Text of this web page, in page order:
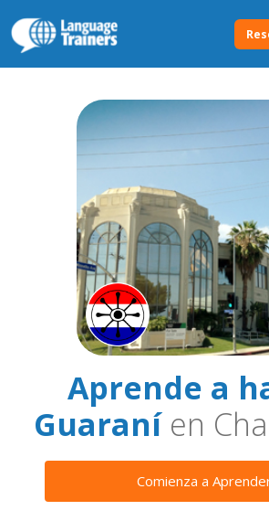
Aprende a
Guaraníen
Comienza a